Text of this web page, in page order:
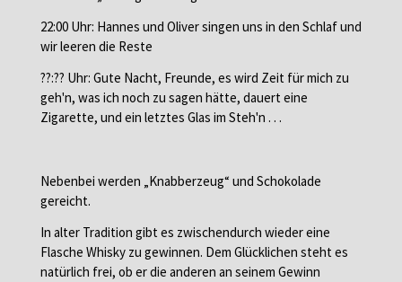
22:00 Uhr: Hannes und Oliver singen uns in den Schlaf und
wir leeren die Reste
??:?? Uhr: Gute Nacht, Freunde, es wird Zeit für mich zu
geh'n, was ich noch zu sagen hätte, dauert eine
Zigarette, und ein letztes Glas im Steh'n . . .
Nebenbei werden „Knabberzeug“ und Schokolade
gereicht.
In alter Tradition gibt es zwischendurch wieder eine
Flasche Whisky zu gewinnen. Dem Glücklichen steht es
natürlich frei, ob er die anderen an seinem Gewinn